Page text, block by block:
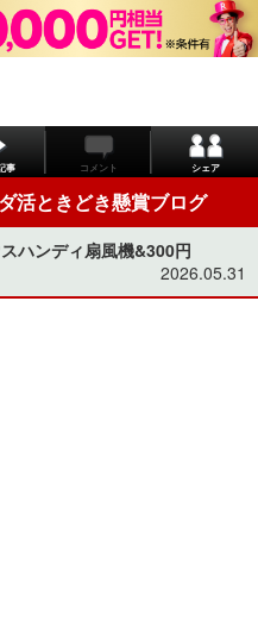
事 コメント シェア
活ときどき懸賞ブログ
ハンディ扇風機&300円
2026.05.31